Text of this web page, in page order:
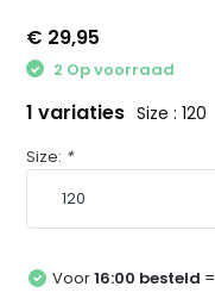
€ 29,95
2 Op voorraad
1 variaties Size : 120
Size: *
Voor16:00 besteld =